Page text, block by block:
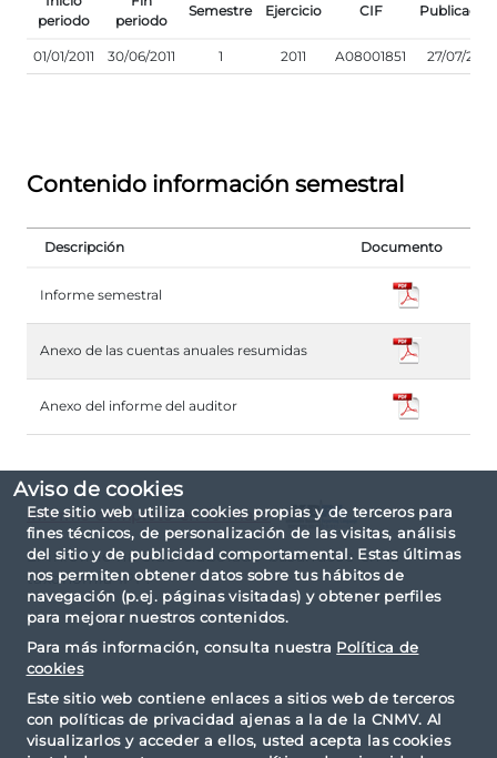
Aviso de cookies
Este sitio web utiliza cookies propias y de terceros para
fines técnicos, de personalización de las visitas, análisis
del sitio y de publicidad comportamental. Estas últimas
nos permiten obtener datos sobre tus hábitos de
navegación (p.ej. páginas visitadas) y obtener perfiles
para mejorar nuestros contenidos.
Para más información, consulta nuestra Política de
cookies
Este sitio web contiene enlaces a sitios web de terceros
con políticas de privacidad ajenas a la de la CNMV. Al
visualizarlos y acceder a ellos, usted acepta las cookies
periodo
periodo
Semestre Ejercicio CIF Publicación
01/01/2011 30/06/2011 1 2011 A08001851 27/07/2011
Contenido información semestral
Descripción Documento
Informe semestral
Anexo de las cuentas anuales resumidas
Anexo del informe del auditor
Informe completo en formato
El informe ha sido elaborado basándose en la
taxonomía IPP.